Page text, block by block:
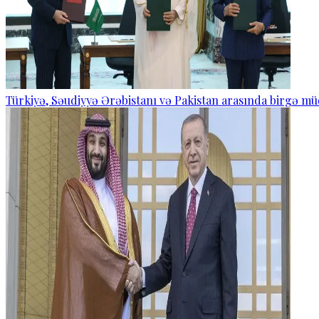
Türkiyə, Səudiyyə Ərəbistanı və Pakistan arasında birgə